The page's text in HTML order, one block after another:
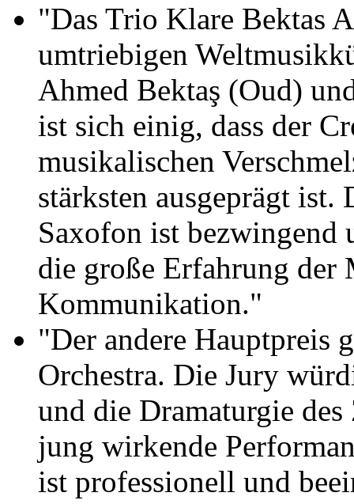
"Das Trio Klare Bektas
umtriebigen
Ahmed Bektaş (Oud)
ist sich einig, dass der
musikalischen
stärksten ausgeprägt ist.
Saxofon ist bezwingend
die große Erfahrung der
Kommunikation."
"Der andere Hauptpreis
Orchestra. Die Jury
und die Dramaturgie
jung wirkende
ist professionell und